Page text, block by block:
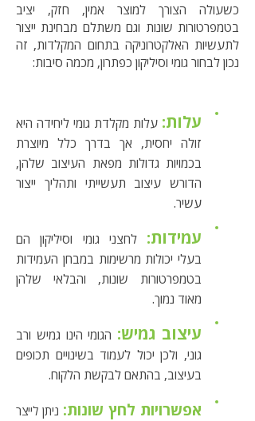
כשעולה הצורך למוצר אמין, חזק, יציב
בטמפרטורות שונות וגם משתלם מבחינת ייצור
לתעשיות האלקטרוניקה בתחום המקלדות, זה
נכון לבחור גומי וסיליקון כפתרון, מכמה סיבות:
עלות: עלות מקלדת גומי ליחידה היא
זולה יחסית, אך בדרך כלל מיוצרת
בכמויות גדולות מפאת העיצוב שלהן,
הדורש עיצוב תעשייתי ותהליך ייצור
עשיר.
עמידות: לחצני גומי וסיליקון הם
בעלי יכולות מרשימות במבחן העמידות
בטמפרטורות שונות, והבלאי שלהן
מאוד נמוך.
עיצוב גמיש: הגומי הינו גמיש ורב
גוני, ולכן יכול לעמוד בשינויים תכופים
בעיצוב, בהתאם לבקשת הלקוח.
אפשרויות לחץ שונות: ניתן לייצר